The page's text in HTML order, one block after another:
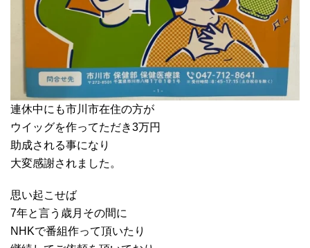
連休中にも市川市在住の方が
ウイッグを作ってただき3万円
助成される事になり
大変感謝されました。
思い起こせば
7年と言う歳月その間に
NHKで番組作って頂いたり